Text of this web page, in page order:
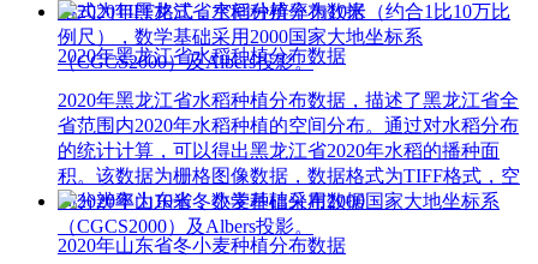
格式为TIFF格式，空间分辨率为10米（约合1比10万比
例尺），数学基础采用2000国家大地坐标系
（CGCS2000）及Albers投影。
2020年黑龙江省水稻种植分布数据
2020年黑龙江省水稻种植分布数据，描述了黑龙江省全
省范围内2020年水稻种植的空间分布。通过对水稻分布
的统计计算，可以得出黑龙江省2020年水稻的播种面
积。该数据为栅格图像数据，数据格式为TIFF格式，空
间分辨率为10米，数学基础采用2000国家大地坐标系
（CGCS2000）及Albers投影。
2020年山东省冬小麦种植分布数据